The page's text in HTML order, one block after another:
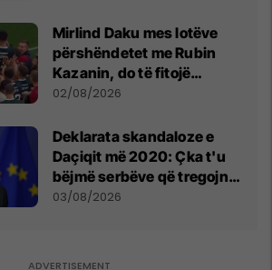
Mirlind Daku mes lotëve
përshëndetet me Rubin
Kazanin, do të fitojë
miliona te Spartak Moska
02/08/2026
​Deklarata skandaloze e
Daçiqit më 2020: Çka t'u
bëjmë serbëve që tregojnë
ku janë varrosur shqiptarët
03/08/2026